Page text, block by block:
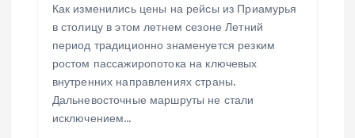
Как изменились цены на рейсы из Приамурья
в столицу в этом летнем сезоне Летний
период традиционно знаменуется резким
ростом пассажиропотока на ключевых
внутренних направлениях страны.
Дальневосточные маршруты не стали
исключением…